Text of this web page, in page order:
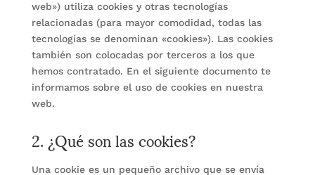
web») utiliza cookies y otras tecnologías
relacionadas (para mayor comodidad, todas las
tecnologías se denominan «cookies»). Las cookies
también son colocadas por terceros a los que
hemos contratado. En el siguiente documento te
informamos sobre el uso de cookies en nuestra
web.
2. ¿Qué son las cookies?
Una cookie es un pequeño archivo que se envía